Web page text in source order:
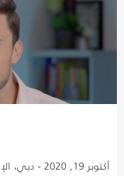
أكتوبر 19, 2020 - دبي، الإمارات العربية المتحدة